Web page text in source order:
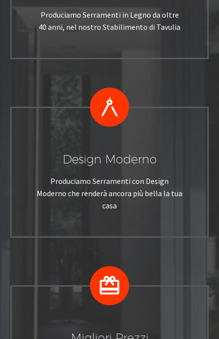
Produciamo Serramenti in Legno da oltre
40 anni, nel nostro Stabilimento di Tavulia


Design Moderno
Produciamo Serramenti con Design
Moderno che renderà ancora più bella la tua
casa

